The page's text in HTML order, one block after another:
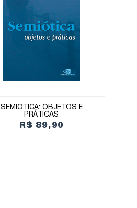
SEMIÓTICA: OBJETOS E
PRÁTICAS
R$ 89,90